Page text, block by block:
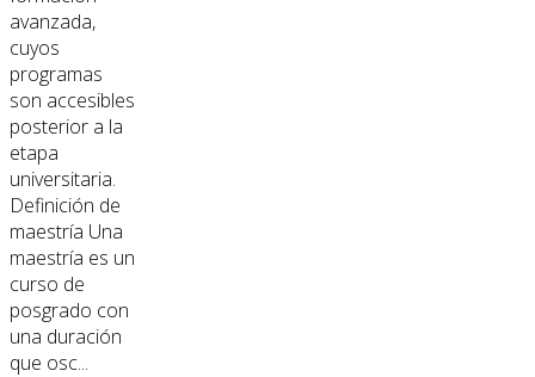
avanzada,
cuyos
programas
son accesibles
posterior a la
etapa
universitaria.
Definición de
maestría Una
maestría es un
curso de
posgrado con
una duración
que osc...